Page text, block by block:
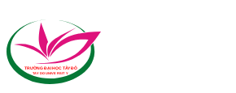
TRƯỜNG ĐẠI HỌC TÂY ĐÔ
TAY DO UNIVERSIT Y